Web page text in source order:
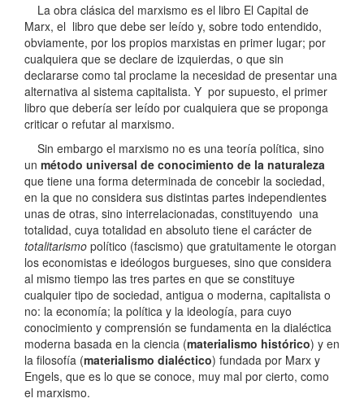
La obra clásica del marxismo es el libro El Capital de
Marx, el libro que debe ser leído y, sobre todo entendido,
obviamente, por los propios marxistas en primer lugar; por
cualquiera que se declare de izquierdas, o que sin
declararse como tal proclame la necesidad de presentar una
alternativa al sistema capitalista. Y por supuesto, el primer
libro que debería ser leído por cualquiera que se proponga
criticar o refutar al marxismo.
Sin embargo el marxismo no es una teoría política, sino
un método universal de conocimiento de la naturaleza
que tiene una forma determinada de concebir la sociedad,
en la que no considera sus distintas partes independientes
unas de otras, sino interrelacionadas, constituyendo una
totalidad, cuya totalidad en absoluto tiene el carácter de
totalitarismo político (fascismo) que gratuitamente le otorgan
los economistas e ideólogos burgueses, sino que considera
al mismo tiempo las tres partes en que se constituye
cualquier tipo de sociedad, antigua o moderna, capitalista o
no: la economía; la política y la ideología, para cuyo
conocimiento y comprensión se fundamenta en la dialéctica
moderna basada en la ciencia (materialismo histórico) y en
la filosofía (materialismo dialéctico) fundada por Marx y
Engels, que es lo que se conoce, muy mal por cierto, como
el marxismo.